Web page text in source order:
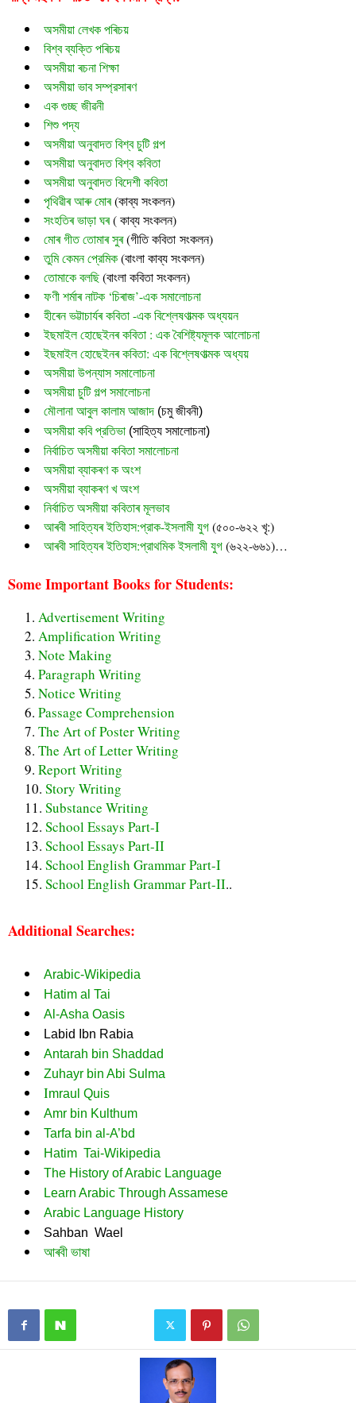
অসমীয়া লেখক পৰিচয়
বিশ্ব ব্যক্তি পৰিচয়
অসমীয়া ৰচনা শিক্ষা
অসমীয়া ভাব সম্প্রসাৰণ
এক গুচ্ছ জীৱনী
শিশু পদ্য
অসমীয়া অনুবাদত বিশ্ব চুটি গল্প
অসমীয়া অনুবাদত বিশ্ব কবিতা
অসমীয়া অনুবাদত বিদেশী কবিতা
পৃথিৱীৰ আৰু মোৰ (কাব্য সংকলন)
সংহতিৰ ভাড়া ঘৰ ( কাব্য সংকলন)
মোৰ গীত তোমাৰ সুৰ (গীতি কবিতা সংকলন)
তুমি কেমন প্রেমিক (বাংলা কাব্য সংকলন)
তোমাকে বলছি (বাংলা কবিতা সংকলন)
ফণী শৰ্মাৰ নাটক ‘চিৰাজ’-এক সমালোচনা
হীৰেন ভট্টাচাৰ্যৰ কবিতা -এক বিশ্লেষণাত্মক অধ্যয়ন
ইছমাইল হোছেইনৰ কবিতা : এক বৈশিষ্ট্যমূলক আলোচনা
ইছমাইল হোছেইনৰ কবিতা: এক বিশ্লেষণাত্মক অধ্যয়
অসমীয়া উপন্যাস সমালোচনা
অসমীয়া চুটি গল্প সমালোচনা
মৌলানা আবুল কালাম আজাদ (চমু জীবনী)
অসমীয়া কবি প্রতিভা (সাহিত্য সমালোচনা)
নির্বাচিত অসমীয়া কবিতা সমালোচনা
অসমীয়া ব্যাকৰণ ক অংশ
অসমীয়া ব্যাকৰণ খ অংশ
নির্বাচিত অসমীয়া কবিতাৰ মূলভাব
আৰবী সাহিত্যৰ ইতিহাস:প্রাক-ইসলামী যুগ(৫০০-৬২২ খৃ:)
আৰবী সাহিত্যৰ ইতিহাস:প্রাথমিক ইসলামী যুগ(৬২২-৬৬১)…
Some Important Books for Students:
Advertisement Writing
Amplification Writing
Note Making
Paragraph Writing
Notice Writing
Passage Comprehension
The Art of Poster Writing
The Art of Letter Writing
Report Writing
Story Writing
Substance Writing
School Essays Part-I
School Essays Part-II
School English Grammar Part-I
School English Grammar Part-II..
Additional Searches:
Arabic-Wikipedia
Hatim al Tai
Al-Asha Oasis
Labid Ibn Rabia
Antarah bin Shaddad
Zuhayr bin Abi Sulma
Imraul Quis
Amr bin Kulthum
Tarfa bin al-A’bd
Hatim Tai-Wikipedia
The History of Arabic Language
Learn Arabic Through Assamese
Arabic Language History
Sahban Wael
আৰবী ভাষা